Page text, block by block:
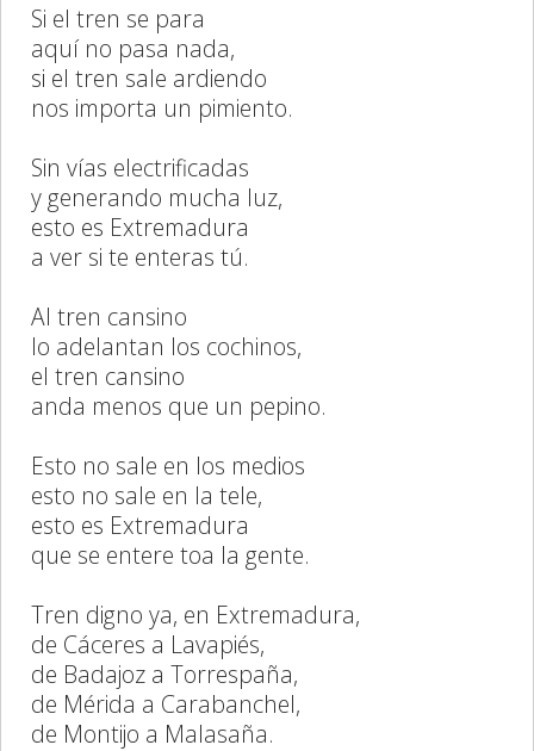
Si el tren se para
aquí no pasa nada,
si el tren sale ardiendo
nos importa un pimiento.
Sin vías electrificadas
y generando mucha luz,
esto es Extremadura
a ver si te enteras tú.
Al tren cansino
lo adelantan los cochinos,
el tren cansino
anda menos que un pepino.
Esto no sale en los medios
esto no sale en la tele,
esto es Extremadura
que se entere toa la gente.
Tren digno ya, en Extremadura,
de Cáceres a Lavapiés,
de Badajoz a Torrespaña,
de Mérida a Carabanchel,
de Montijo a Malasaña.